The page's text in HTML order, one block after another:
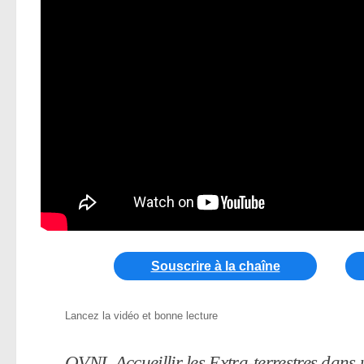
Souscrire à la chaîne
Lancez la vidéo et bonne lecture